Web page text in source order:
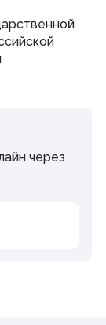
через